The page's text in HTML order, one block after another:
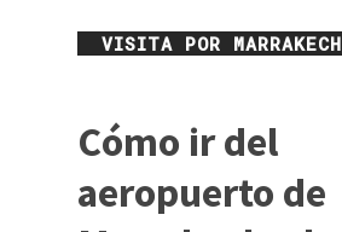
VISITA POR MARRAKECH
Cómo ir del
aeropuerto de